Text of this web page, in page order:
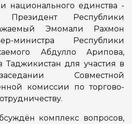
национального единства -
Республики
Эмомали Рахмон
министра Республики
Абдулло Арипова,
для участия в
Совместной
комиссии по торгово-
комплекс вопросов,